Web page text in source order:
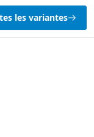
les variantes